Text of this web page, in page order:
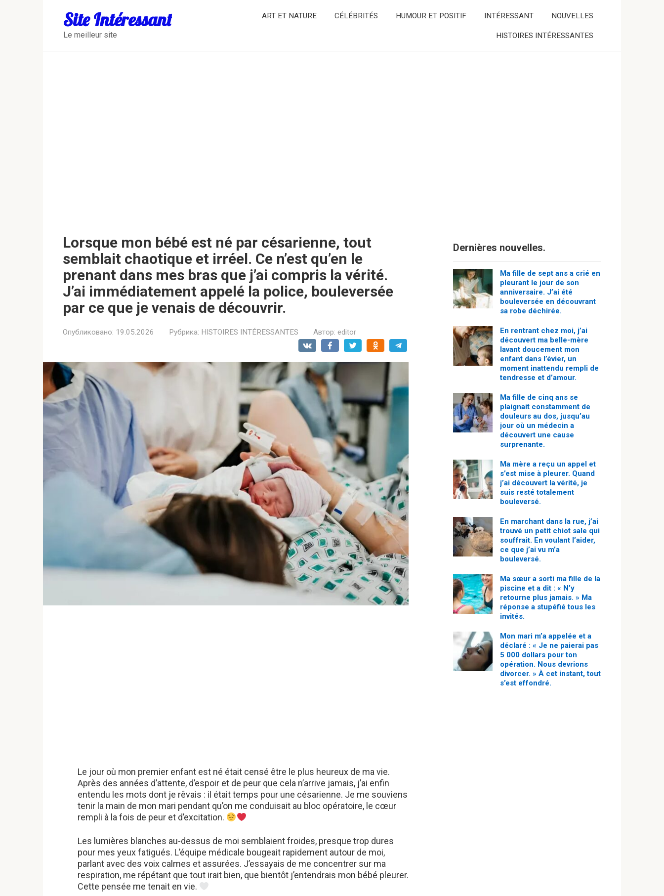
Site Intéressant
Le meilleur site
ART ET NATURE CÉLÉBRITÉS HUMOUR ET POSITIF INTÉRESSANT NOUVELLES
HISTOIRES INTÉRESSANTES
Lorsque mon bébé est né par césarienne, tout
semblait chaotique et irréel. Ce n’est qu’en le
prenant dans mes bras que j’ai compris la vérité.
J’ai immédiatement appelé la police, bouleversée
par ce que je venais de découvrir.
Опубликовано: 19.05.2026 Рубрика: HISTOIRES INTÉRESSANTES Автор: editor
Le jour où mon premier enfant est né était censé être le plus heureux de ma vie.
Après des années d’attente, d’espoir et de peur que cela n’arrive jamais, j’ai enfin
entendu les mots dont je rêvais : il était temps pour une césarienne. Je me souviens
tenir la main de mon mari pendant qu’on me conduisait au bloc opératoire, le cœur
rempli à la fois de peur et d’excitation.
Les lumières blanches au-dessus de moi semblaient froides, presque trop dures
pour mes yeux fatigués. L’équipe médicale bougeait rapidement autour de moi,
parlant avec des voix calmes et assurées. J’essayais de me concentrer sur ma
respiration, me répétant que tout irait bien, que bientôt j’entendrais mon bébé pleurer.
Cette pensée me tenait en vie.
Dernières nouvelles.
Ma fille de sept ans a crié en
pleurant le jour de son
anniversaire. J’ai été
bouleversée en découvrant
sa robe déchirée.
En rentrant chez moi, j’ai
découvert ma belle-mère
lavant doucement mon
enfant dans l’évier, un
moment inattendu rempli de
tendresse et d’amour.
Ma fille de cinq ans se
plaignait constamment de
douleurs au dos, jusqu’au
jour où un médecin a
découvert une cause
surprenante.
Ma mère a reçu un appel et
s’est mise à pleurer. Quand
j’ai découvert la vérité, je
suis resté totalement
bouleversé.
En marchant dans la rue, j’ai
trouvé un petit chiot sale qui
souffrait. En voulant l’aider,
ce que j’ai vu m’a
bouleversé.
Ma sœur a sorti ma fille de la
piscine et a dit : « N’y
retourne plus jamais. » Ma
réponse a stupéfié tous les
invités.
Mon mari m’a appelée et a
déclaré : « Je ne paierai pas
5 000 dollars pour ton
opération. Nous devrions
divorcer. » À cet instant, tout
s’est effondré.